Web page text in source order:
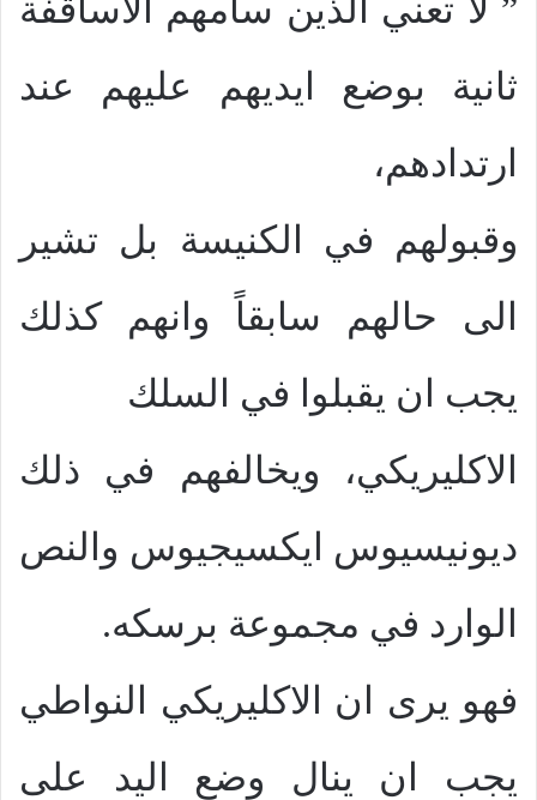
” لا تعني الذين سامهم الاساقفة
ثانية بوضع ايديهم عليهم عند
ارتدادهم،
وقبولهم في الكنيسة بل تشير
الى حالهم سابقاً وانهم كذلك
يجب ان يقبلوا في السلك
الاكليريكي، ويخالفهم في ذلك
ديونيسيوس ايكسيجيوس والنص
الوارد في مجموعة برسكه.
فهو يرى ان الاكليريكي النواطي
يجب ان ينال وضع اليد على